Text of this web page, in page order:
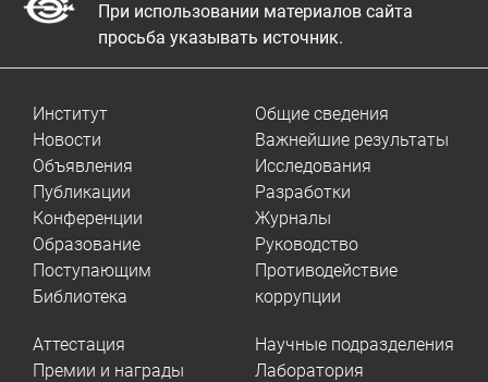
При использовании материалов сайта
просьба указывать источник.
Институт
Новости
Объявления
Публикации
Конференции
Образование
Поступающим
Библиотека
Общие сведения
Важнейшие результаты
Исследования
Разработки
Журналы
Руководство
Противодействие
коррупции
Аттестация
Премии и награды
Научные подразделения
Лаборатория